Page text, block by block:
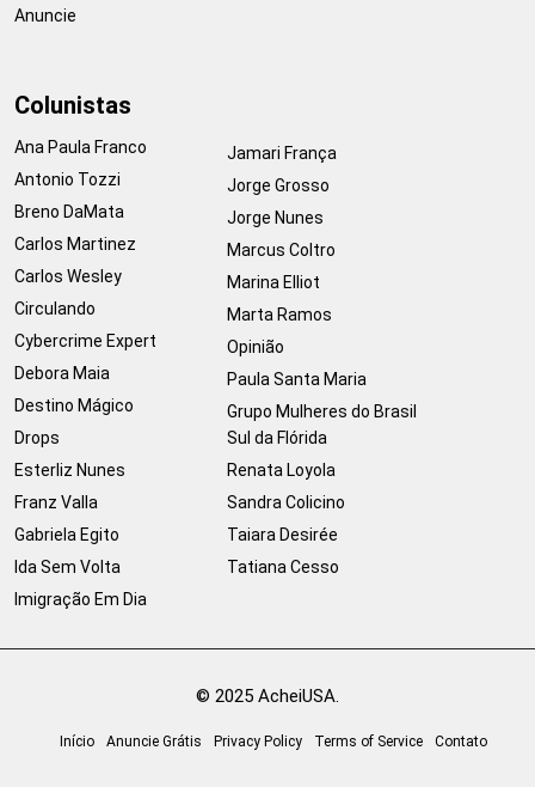
Anuncie
Colunistas
Ana Paula Franco
Antonio Tozzi
Breno DaMata
Carlos Martinez
Carlos Wesley
Circulando
Cybercrime Expert
Debora Maia
Destino Mágico
Drops
Esterliz Nunes
Franz Valla
Gabriela Egito
Ida Sem Volta
Imigração Em Dia
Jamari França
Jorge Grosso
Jorge Nunes
Marcus Coltro
Marina Elliot
Marta Ramos
Opinião
Paula Santa Maria
Grupo Mulheres do Brasil
Sul da Flórida
Renata Loyola
Sandra Colicino
Taiara Desirée
Tatiana Cesso
© 2025 AcheiUSA.
Início Anuncie Grátis Privacy Policy Terms of Service Contato